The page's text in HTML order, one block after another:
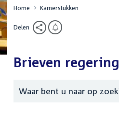
Home Kamerstukken
Delen
Brieven regering
Zoeken